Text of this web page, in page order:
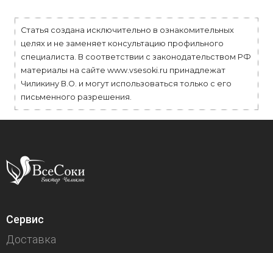
Статья создана исключительно в ознакомительных
целях и не заменяет консультацию профильного
специалиста. В соответствии с законодательством РФ
материалы на сайте www.vsesoki.ru принадлежат
Чиликину В.О. и могут использоваться только с его
письменного разрешения.
Сервис
Доставка